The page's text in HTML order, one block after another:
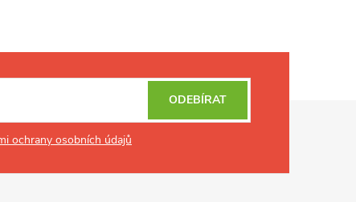
ochrany osobních údajů
ODEBÍRAT